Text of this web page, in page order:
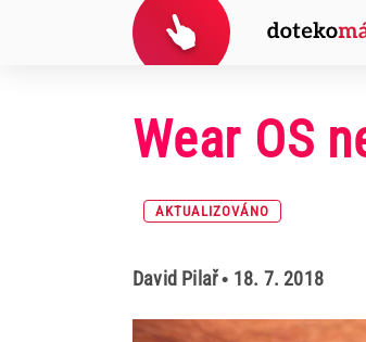
Wear OS
AKTUALIZOVÁNO
David Pilař• 18. 7. 2018